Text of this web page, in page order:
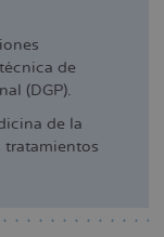
de
(DGP).
de la
tratamientos